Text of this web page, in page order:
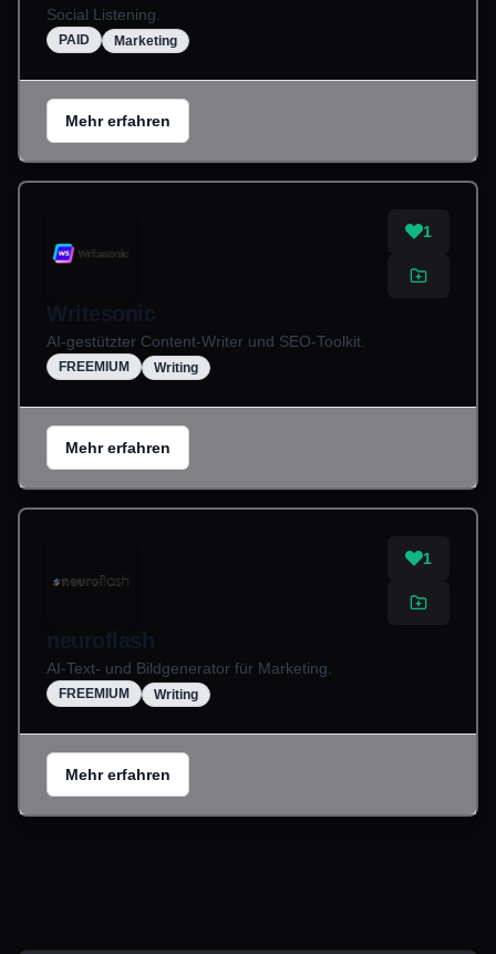
Social Listening.
PAID Marketing
Mehr erfahren
1
Writesonic
AI-gestützter Content-Writer und SEO-Toolkit.
FREEMIUM Writing
Mehr erfahren
1
neuroflash
AI-Text- und Bildgenerator für Marketing.
FREEMIUM Writing
Mehr erfahren